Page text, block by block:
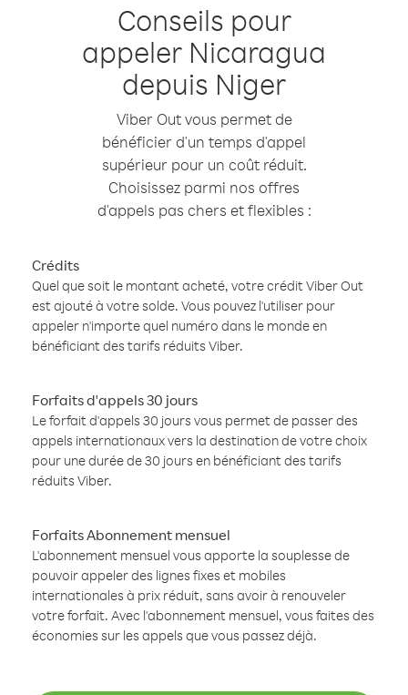
Conseils pour
appeler Nicaragua
depuis Niger
Viber Out vous permet de
bénéficier d'un temps d'appel
supérieur pour un coût réduit.
Choisissez parmi nos offres
d'appels pas chers et flexibles :
Crédits
Quel que soit le montant acheté, votre crédit Viber Out
est ajouté à votre solde. Vous pouvez l'utiliser pour
appeler n'importe quel numéro dans le monde en
bénéficiant des tarifs réduits Viber.
Forfaits d'appels 30 jours
Le forfait d'appels 30 jours vous permet de passer des
appels internationaux vers la destination de votre choix
pour une durée de 30 jours en bénéficiant des tarifs
réduits Viber.
Forfaits Abonnement mensuel
L'abonnement mensuel vous apporte la souplesse de
pouvoir appeler des lignes fixes et mobiles
internationales à prix réduit, sans avoir à renouveler
votre forfait. Avec l'abonnement mensuel, vous faites des
économies sur les appels que vous passez déjà.